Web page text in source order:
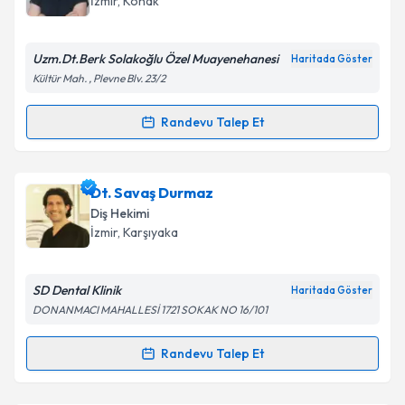
Kişisel verilerimin işlenmesine ilişkin
Metni'ni okudum ve kişisel verilerimin belirtilen
Takvim Talebini Gönder
Uzm.Dt.Berk Solakoğlu Özel Muayenehanesi Haritada Göster
Kültür Mah. , Plevne Blv. 23/2
Randevu Talep Et
Randevu Takvimi Talebi
Uzm. Dt. Berk Solakoğlu
oluşturun. Size bu uzmandan randevu almanız için bir
takvim hazırlandığında e-posta ile bilgilendireceğiz.
Kişisel verilerimin işlenmesine ilişkin
Metni'ni okudum ve kişisel verilerimin belirtilen
Dt. Savaş Durmaz
Diş Hekimi
İzmir, Karşıyaka
SD Dental Klinik Haritada Göster
DONANMACI MAHALLESİ 1721 SOKAK NO 16/101
Randevu Talep Et
Randevu Takvimi Talebi